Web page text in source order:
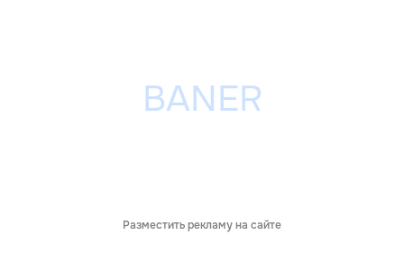
Разместить рекламу на сайте